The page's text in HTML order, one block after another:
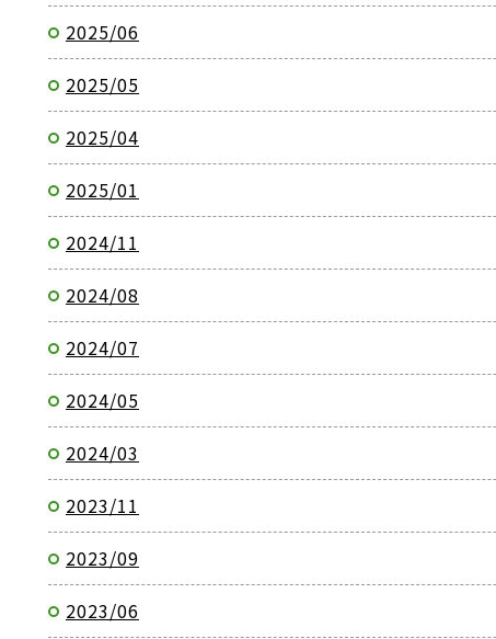
2025/06
2025/05
2025/04
2025/01
2024/11
2024/08
2024/07
2024/05
2024/03
2023/11
2023/09
2023/06